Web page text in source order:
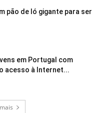
pão de ló gigante para ser
em Portugal com
acesso à Internet...